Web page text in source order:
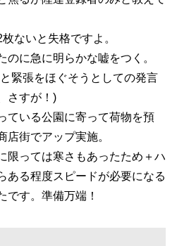
ないと失格ですよ。
のに急に明らかな嘘をつく。
緊張をほぐそうとしての発言
さすが！)
ている公園に寄って荷物を預
店街でアップ実施。
限っては寒さもあったため＋ハ
ある程度スピードが必要になる
です。準備万端！